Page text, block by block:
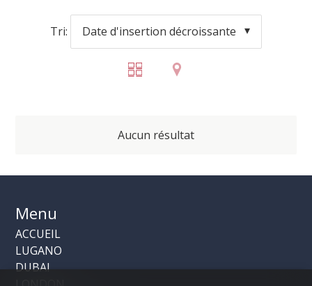
Tri: Date d'insertion décroissante
Aucun résultat
Menu
ACCUEIL
LUGANO
DUBAI